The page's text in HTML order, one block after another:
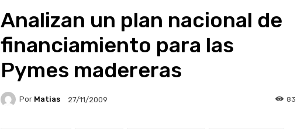
Analizan un plan nacional de
financiamiento para las
Pymes madereras
Por Matias 27/11/2009 83